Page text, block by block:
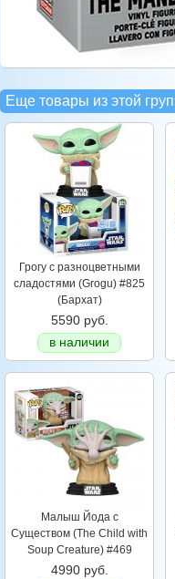
Еще товары из этой
Грогу с разноцветными
сладостями (Grogu) #825
(Бархат)
5590 руб.
в наличии
Малыш Йода с
Существом (The Child with
Soup Creature) #469
4990 руб.